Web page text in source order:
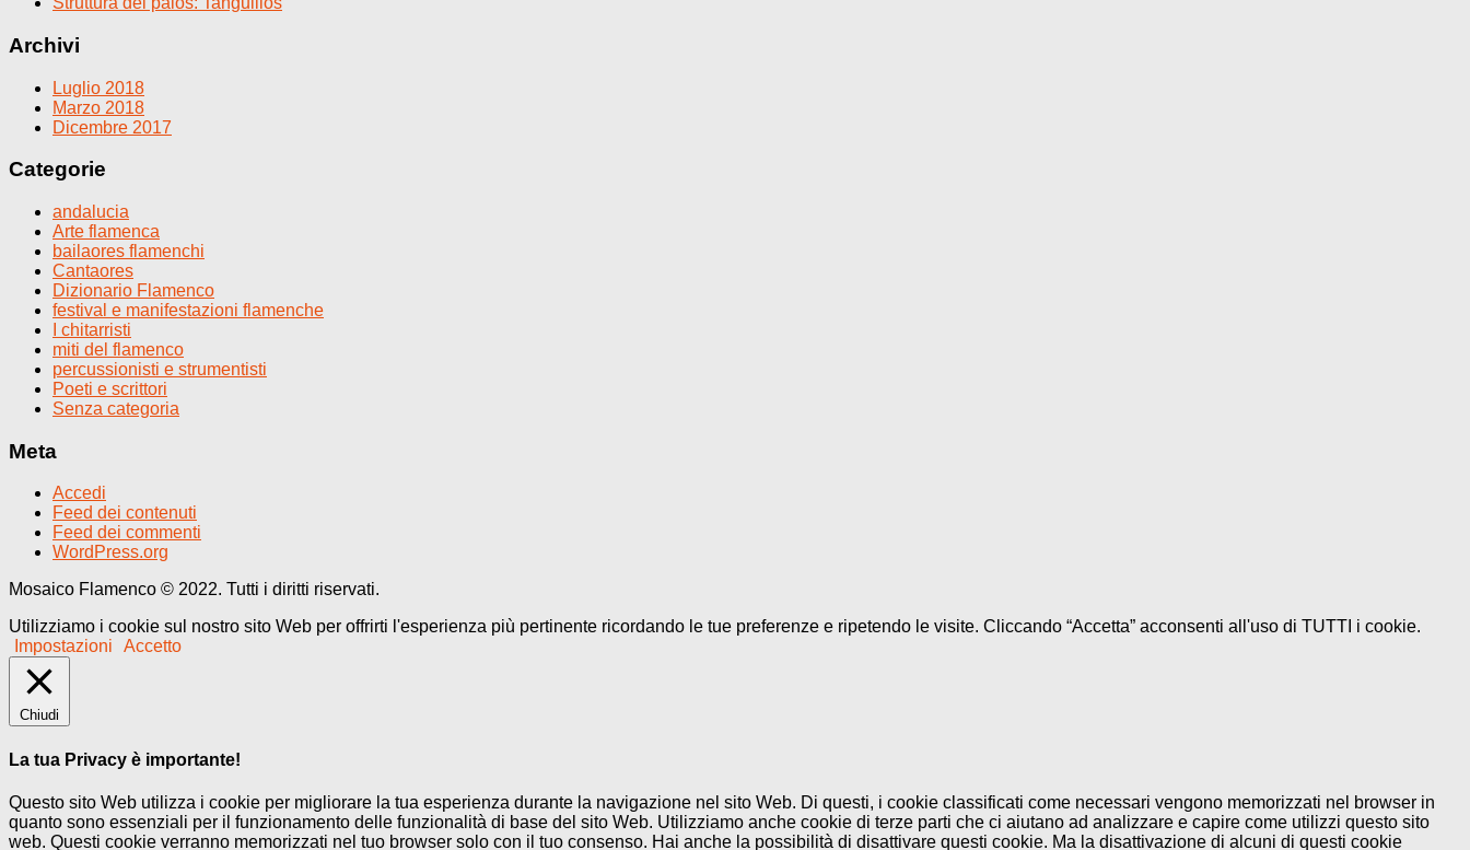
Archivi
Luglio 2018
Marzo 2018
Dicembre 2017
Categorie
andalucia
Arte flamenca
bailaores flamenchi
Cantaores
Dizionario Flamenco
festival e manifestazioni flamenche
I chitarristi
miti del flamenco
percussionisti e strumentisti
Poeti e scrittori
Senza categoria
Meta
Accedi
Feed dei contenuti
Feed dei commenti
WordPress.org
Mosaico Flamenco © 2022. Tutti i diritti riservati.
Utilizziamo i cookie sul nostro sito Web per offrirti l'esperienza più pertinente ricordando le tue preferenze e ripetendo le visite. Cliccando “Accetta” acconsenti all'uso di TUTTI i cookie.
Impostazioni
Accetto
Chiudi
La tua Privacy è importante!
Questo sito Web utilizza i cookie per migliorare la tua esperienza durante la navigazione nel sito Web. Di questi, i cookie classificati come necessari vengono memorizzati nel browser in
quanto sono essenziali per il funzionamento delle funzionalità di base del sito Web. Utilizziamo anche cookie di terze parti che ci aiutano ad analizzare e capire come utilizzi questo sito
web. Questi cookie verranno memorizzati nel tuo browser solo con il tuo consenso. Hai anche la possibilità di disattivare questi cookie. Ma la disattivazione di alcuni di questi cookie